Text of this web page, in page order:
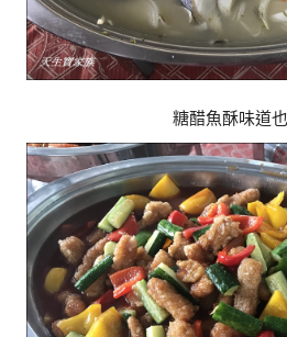
糖醋魚酥味道